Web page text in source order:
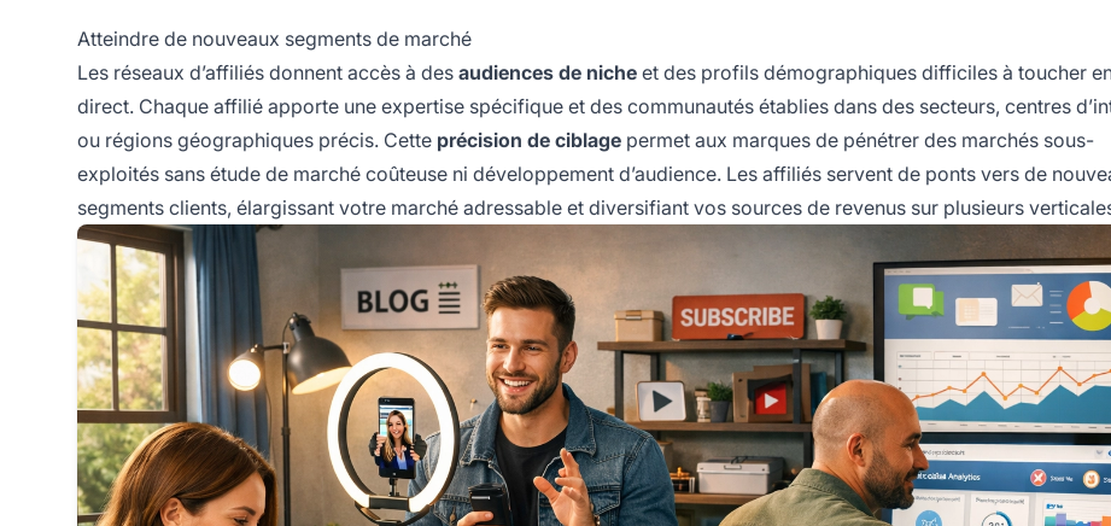
Atteindre de nouveaux segments de marché
Les réseaux d’affiliés donnent accès à des audiences de niche et des profils démographiques difficiles à toucher
direct. Chaque affilié apporte une expertise spécifique et des communautés établies dans des secteurs, centres
ou régions géographiques précis. Cette précision de ciblage permet aux marques de pénétrer des marchés sous-
exploités sans étude de marché coûteuse ni développement d’audience. Les affiliés servent de ponts vers de
segments clients, élargissant votre marché adressable et diversifiant vos sources de revenus sur plusieurs